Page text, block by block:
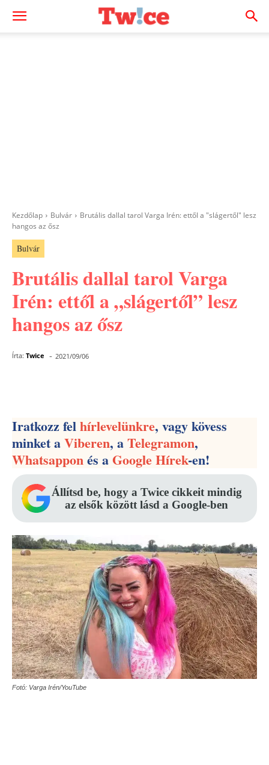
Kezdőlap Bulvár
Brutális dallal tarol Varga Irén: ettől a "slágertől" lesz
hangos az ősz
Bulvár
Brutális dallal tarol Varga
Irén: ettől a „slágertől” lesz
hangos az ősz
Írta: Twice - 2021/09/06
Iratkozz felhírlevelünkre, vagy kövess
minket aViberen, aTelegramon,
Whatsapponés aGoogle Hírek-en!
Állítsd be, hogy a Twice cikkeit mindig
az elsők között lásd a Google-ben
Fotó: Varga Irén/YouTube